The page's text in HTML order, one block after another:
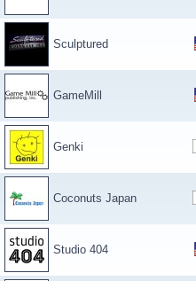
Sculptured
GameMill
Genki
Coconuts Japan
Studio 404